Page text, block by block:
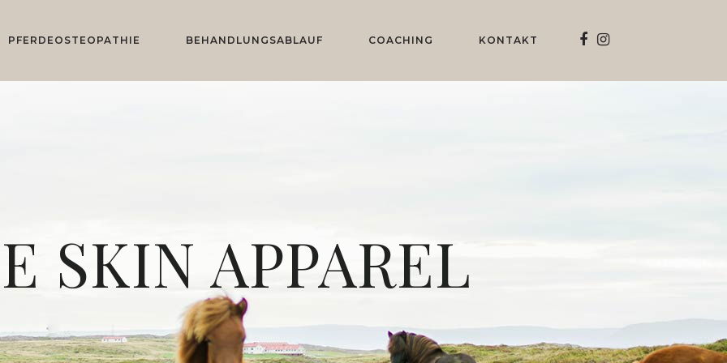
PFERDEOSTEOPATHIE BEHANDLUNGSABLAUF COACHING KONTAKT
SKIN APPAREL